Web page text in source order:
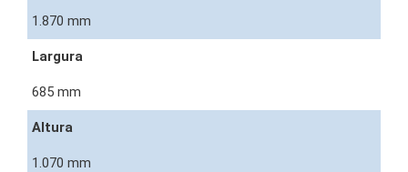
1.870 mm
Largura
685 mm
Altura
1.070 mm